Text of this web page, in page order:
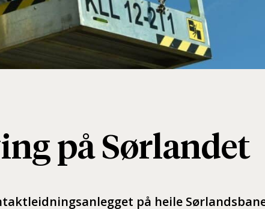
på Sørlandet
på heile